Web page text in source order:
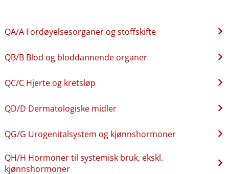
QA​/​A Fordøyelsesorganer og stoffskifte
QB​/​B Blod og bloddannende organer
QC​/​C Hjerte og kretsløp
QD​/​D Dermatologiske midler
QG​/​G Urogenitalsystem og kjønnshormoner
QH​/​H Hormoner til systemisk bruk, ekskl.
kjønnshormoner